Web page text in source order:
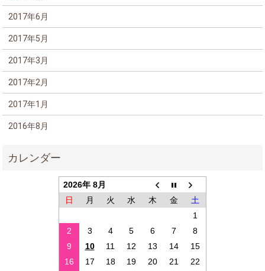
2017年6月
2017年5月
2017年3月
2017年2月
2017年1月
2016年8月
2026年 8月
日
月 火 水 木 金
土
1
2
3 4 5 6 7
8
9
10 11 12 13 14
15
16
17 18 19 20 21
22